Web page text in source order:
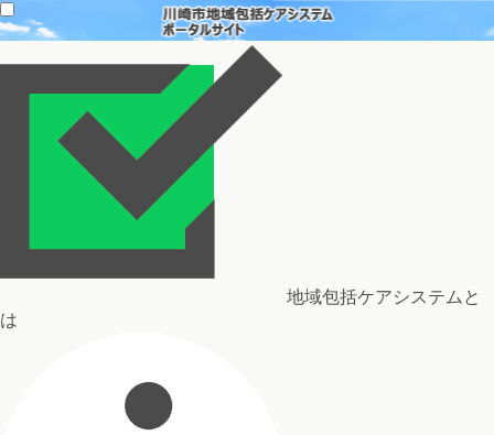
地域包括ケアシステムと
は